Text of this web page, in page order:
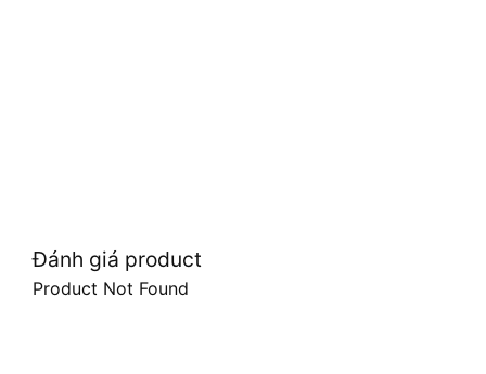
Đánh giá product
Product Not Found